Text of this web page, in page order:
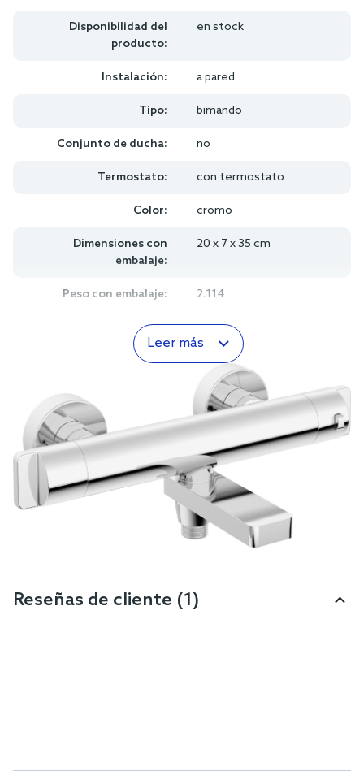
Disponibilidad del
producto:
en stock
Instalación: a pared
Tipo: bimando
Conjunto de ducha: no
Termostato: con termostato
Color: cromo
Dimensiones con
embalaje:
20 x 7 x 35 cm
Peso con embalaje: 2.114
Leer más
Reseñas de cliente (1)